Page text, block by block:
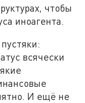
чтобы
иноагента.
всячески
И ещё не